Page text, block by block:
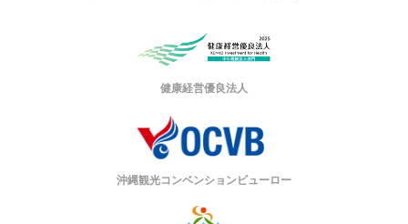
健康経営優良法人
沖縄観光コンベンションビューロー